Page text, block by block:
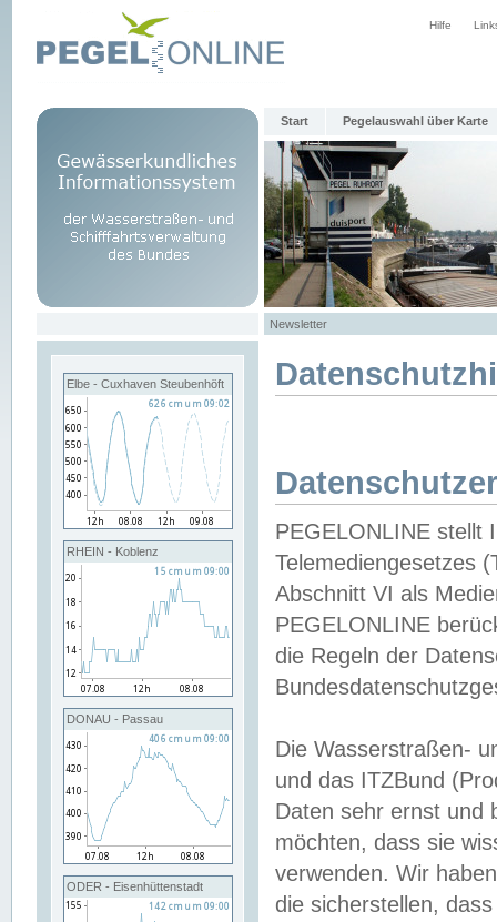
Hilfe
Start Pegelauswahl über Karte
Newsletter
Elbe - Cuxhaven Steubenhöft
RHEIN - Koblenz
DONAU - Passau
ODER - Eisenhüttenstadt
PEGELONLINE stellt
Telemediengesetzes
Abschnitt VI als
PEGELONLINE
die Regeln der
Die Wasserstraßen-
und das ITZBund
Daten sehr ernst und
möchten, dass sie
verwenden. Wir
die sicherstellen,